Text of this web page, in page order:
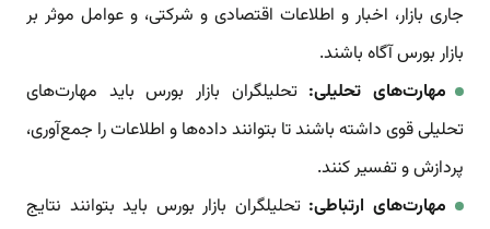
جاری بازار، اخبار و اطلاعات اقتصادی و شرکتی، و عوامل موثر بر
بازار بورس آگاه باشند.
مهارت‌های تحلیلی: تحلیلگران بازار بورس باید مهارت‌های
تحلیلی قوی داشته باشند تا بتوانند داده‌ها و اطلاعات را جمع‌آوری،
پردازش و تفسیر کنند.
مهارت‌های ارتباطی: تحلیلگران بازار بورس باید بتوانند نتایج